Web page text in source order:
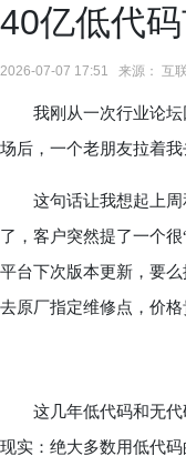
40亿低代
2026-07-07 17:51 来源： 互
我刚从一次行业论坛回
场后，一个老朋友拉着
这句话让我想起上周
了，客户突然提了一个
平台下次版本更新，要
去原厂指定维修点，价格
这几年低代码和无代
现实：绝大多数用低代